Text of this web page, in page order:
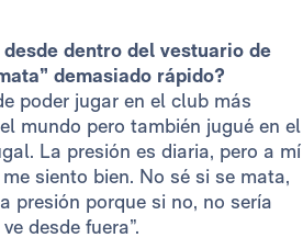
dentro del vestuario de
demasiado rápido?
poder jugar en el club más
mundo pero también jugué en el
La presión es diaria, pero a mí
siento bien. No sé si se mata,
presión porque si no, no sería
desde fuera”.